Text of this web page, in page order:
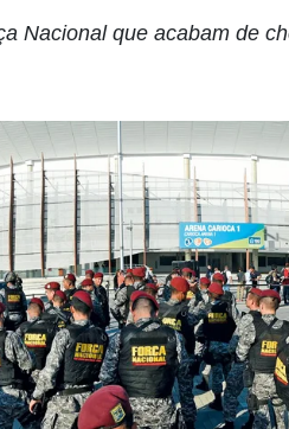
Nacional que acabam de